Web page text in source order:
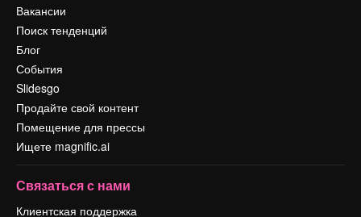
Вакансии
Поиск тенденций
Блог
События
Slidesgo
Продайте свой контент
Помещение для прессы
Ищете magnific.ai
Связаться с нами
Клиентская поддержка